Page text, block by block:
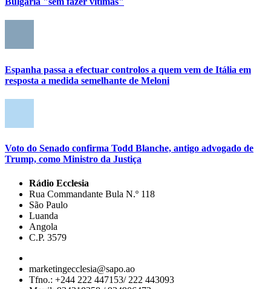
Espanha passa a efectuar controlos a quem vem de Itália em
resposta a medida semelhante de Meloni
Voto do Senado confirma Todd Blanche, antigo advogado de
Trump, como Ministro da Justiça
Rádio Ecclesia
Rua Commandante Bula N.º 118
São Paulo
Luanda
Angola
C.P. 3579
marketingecclesia@sapo.ao
Tfno.: +244 222 447153/ 222 443093